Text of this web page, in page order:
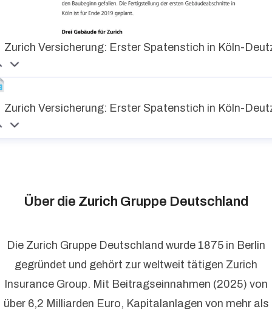
Zurich Versicherung: Erster Spatenstich in Köln-
Zurich Versicherung: Erster Spatenstich in Köln-
Über die Zurich Gruppe Deutschland
Die Zurich Gruppe Deutschland wurde 1875 in Berlin
gegründet und gehört zur weltweit tätigen Zurich
Insurance Group. Mit Beitragseinnahmen (2025) von
über 6,2 Milliarden Euro, Kapitalanlagen von mehr als